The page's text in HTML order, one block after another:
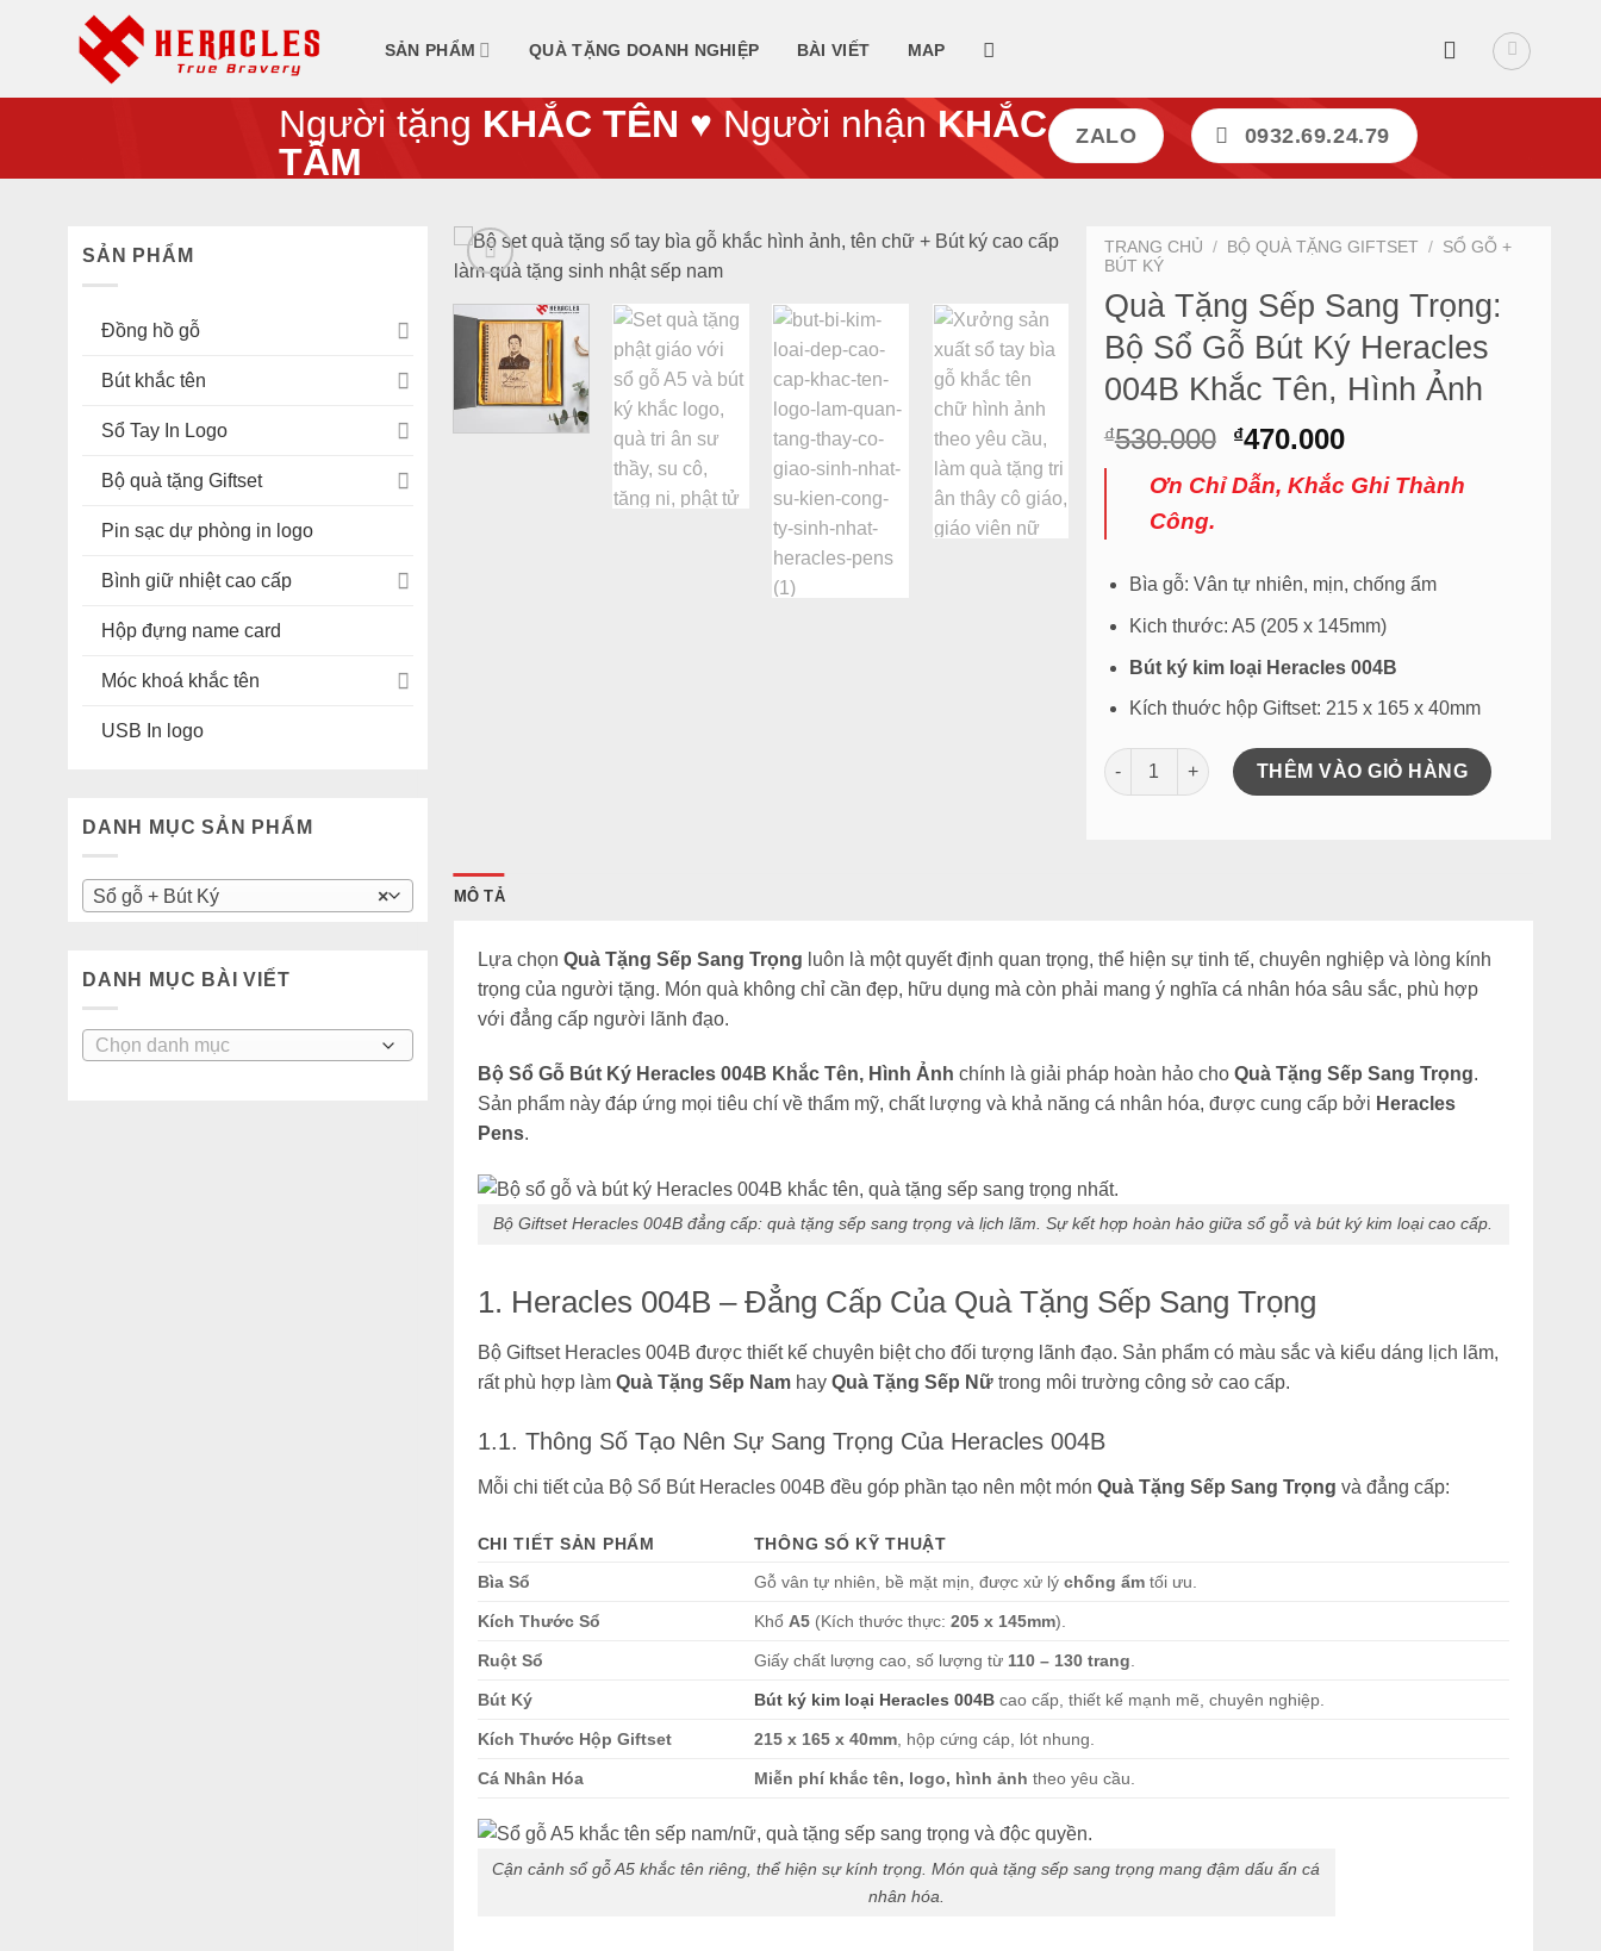
SẢN PHẨM QUÀ TẶNG DOANH NGHIỆP BÀI VIẾT MAP
Người tặng KHẮC TÊN ♥ Người nhậnKHẮC
TÂM
ZALO 0932.69.24.79
SẢN PHẨM
Đồng hồ gỗ
Bút khắc tên
Sổ Tay In Logo
Bộ quà tặng Giftset
Pin sạc dự phòng in logo
Bình giữ nhiệt cao cấp
Hộp đựng name card
Móc khoá khắc tên
USB In logo
DANH MỤC SẢN PHẨM
×
Sổ gỗ + Bút Ký
DANH MỤC BÀI VIẾT
DANH
TRANG CHỦ / BỘ QUÀ TẶNG GIFTSET / SỔ GỖ +
BÚT KÝ
Quà Tặng Sếp Sang Trọng:
Bộ Sổ Gỗ Bút Ký Heracles
004B Khắc Tên, Hình Ảnh
₫530.000 Giá
gốc
là:
₫470.000Giá
tại
Ơn Chỉ Dẫn, Khắc Ghi Thành
Công.
Bìa gỗ: Vân tự nhiên, mịn, chống ẩm
Kich thước: A5 (205 x 145mm)
Bút ký kim loại Heracles 004B
Kích thuớc hộp Giftset: 215 x 165 x 40mm
Quà Tặng Sếp Sang Trọng: Bộ Sổ Gỗ Bút Ký Heracles
THÊM VÀO GIỎ HÀNG
MÔ TẢ
Lựa chọn Quà Tặng Sếp Sang Trọng luôn là một quyết định quan trọng, thể hiện sự tinh tế, chuyên nghiệp và lòng kính
trọng của người tặng. Món quà không chỉ cần đẹp, hữu dụng mà còn phải mang ý nghĩa cá nhân hóa sâu sắc, phù hợp
với đẳng cấp người lãnh đạo.
Bộ Sổ Gỗ Bút Ký Heracles 004B Khắc Tên, Hình Ảnh chính là giải pháp hoàn hảo cho Quà Tặng Sếp Sang Trọng.
Sản phẩm này đáp ứng mọi tiêu chí về thẩm mỹ, chất lượng và khả năng cá nhân hóa, được cung cấp bởi Heracles
Pens.
Bộ Giftset Heracles 004B đẳng cấp: quà tặng sếp sang trọng và lịch lãm. Sự kết hợp hoàn hảo giữa sổ gỗ và bút ký kim loại cao cấp.
1. Heracles 004B – Đẳng Cấp Của Quà Tặng Sếp Sang Trọng
Bộ Giftset Heracles 004B được thiết kế chuyên biệt cho đối tượng lãnh đạo. Sản phẩm có màu sắc và kiểu dáng lịch lãm,
rất phù hợp làm Quà Tặng Sếp Namhay Quà Tặng Sếp Nữtrong môi trường công sở cao cấp.
1.1. Thông Số Tạo Nên Sự Sang Trọng Của Heracles 004B
Mỗi chi tiết của Bộ Sổ Bút Heracles 004B đều góp phần tạo nên một món Quà Tặng Sếp Sang Trọng và đẳng cấp:
CHI TIẾT SẢN PHẨM
THÔNG SỐ KỸ THUẬT
Bìa Sổ
Gỗ vân tự nhiên, bề mặt mịn, được xử lý chống ẩmtối ưu.
Kích Thước Sổ Khổ A5(Kích thước thực: 205 x 145mm).
Ruột Sổ Giấy chất lượng cao, số lượng từ 110 – 130 trang
Bút Ký Bút ký kim loại Heracles 004Bcao cấp, thiết kế mạnh mẽ, chuyên nghiệp.
Kích Thước Hộp Giftset 215 x 165 x 40mm, hộp cứng cáp, lót nhung.
Cá Nhân Hóa Miễn phí khắc tên, logo, hình ảnh theo yêu cầu.
Cận cảnh sổ gỗ A5 khắc tên riêng, thể hiện sự kính trọng. Món quà tặng sếp sang trọng mang đậm dấu ấn cá
nhân hóa.